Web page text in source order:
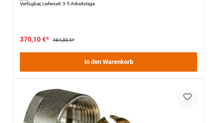
Verfügbar, Lieferzeit: 3-5 Arbeitstage
370,10 €* 484,80 €*
In den Warenkorb